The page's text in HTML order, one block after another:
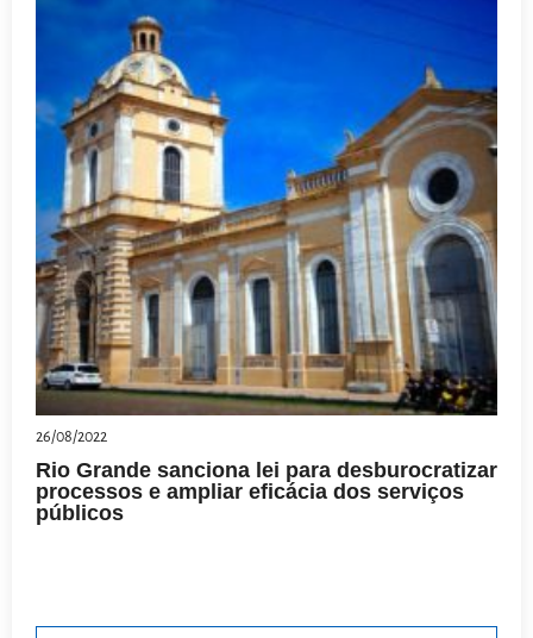
26/08/2022
Rio Grande sanciona lei para desburocratizar
processos e ampliar eficácia dos serviços
públicos